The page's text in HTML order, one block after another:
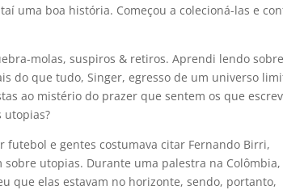
uma boa história. Começou a colecioná-las e
molas, suspiros & retiros. Aprendi lendo
do que tudo, Singer, egresso de um universo
ao mistério do prazer que sentem os que
utopias?
futebol e gentes costumava citar Fernando Birri,
utopias. Durante uma palestra na Colômbia,
que elas estavam no horizonte, sendo, portanto,